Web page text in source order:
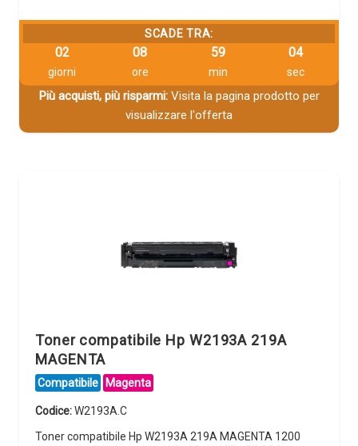
SCADE TRA:
02
giorni
08
ore
59
min
03
sec
Più acquisti, più risparmi:Visita la pagina prodotto per
visualizzare l'offerta
Toner compatibile Hp W2193A 219A
MAGENTA
Compatibile Magenta
Codice:W2193A.C
Toner compatibile Hp W2193A 219A MAGENTA 1200